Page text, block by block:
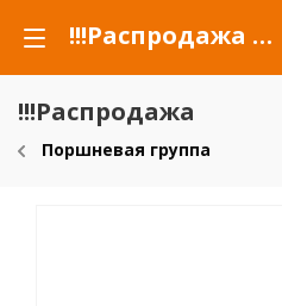
!!!Распродажа для автомобилей российских марок и сельхозтехники
!!!Распродажа
Поршневая группа